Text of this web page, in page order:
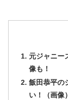
元ジャニー
像も！
飯田恭平の
い！（画像）